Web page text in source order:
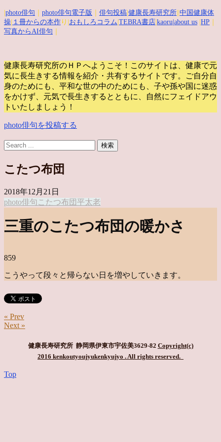
photo俳句 photo俳句電子版 俳句投稿 健康長寿研究所 中国健康体
操 １冊からの本作 り| おもしろコラム TEBRA書店 kaoru |about us HP
写真からAI俳句
健康長寿研究所のＨＰへようこそ！このサイトは、健康で元
気に長生きする情報を紹介・共有するサイトです。
ご自分自
身のためにも、平和な世の中のためにも、子や孫や国に迷惑
をかけず、元気で長生きするとともに、自然にフェイドアウ
トいたしましょう！
photo俳句を投稿する
こたつ布団
2018年12月21日
photo俳句こたつ布団平太老
三重のこたつ布団の暖かさ
859
こうやって段々と帰らない日を増やしていきます。
« Prev
Next »
健康長寿研究所 静岡県伊東市宇佐美3629-82 Copyright(c)
2016 kenkoutyoujyukenkyujyo . All rights reserved.
Top